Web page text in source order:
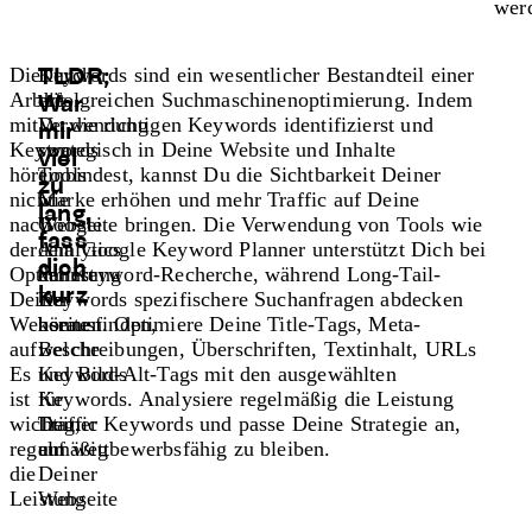
Die
Arbeit
mit
Keywords
hört
nicht
nach
der
Optimierung
Deiner
Webseite
auf.
Es
ist
wichtig,
regelmäßig
die
Leistung
Durch
die
Verwendung
von
Tools
wie
Google
Analytics
kannst
Du
herausfinden,
welche
Keywords
für
Traffic
auf
Deiner
Webseite
TLDR;
War
mir
viel
zu
lang,
fass
dich
kurz
Keywords sind ein wesentlicher Bestandteil einer
erfolgreichen Suchmaschinenoptimierung. Indem
Du die richtigen Keywords identifizierst und
strategisch in Deine Website und Inhalte
einbindest, kannst Du die Sichtbarkeit Deiner
Marke erhöhen und mehr Traffic auf Deine
Webseite bringen. Die Verwendung von Tools wie
dem Google Keyword Planner unterstützt Dich bei
der Keyword-Recherche, während Long-Tail-
Keywords spezifischere Suchanfragen abdecken
können. Optimiere Deine Title-Tags, Meta-
Beschreibungen, Überschriften, Textinhalt, URLs
und Bild-Alt-Tags mit den ausgewählten
Keywords. Analysiere regelmäßig die Leistung
Deiner Keywords und passe Deine Strategie an,
um wettbewerbsfähig zu bleiben.